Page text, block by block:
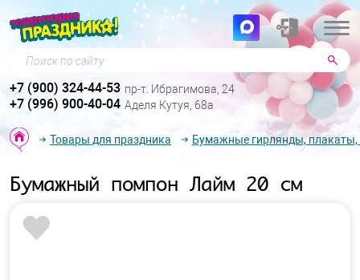
Поиск по сайту
+7 (900) 324-44-53 пр-т. Ибрагимова, 24
+7 (996) 900-40-04 Аделя Кутуя, 68а
Товары для праздника Бумажные гирлянды,
Бумажный помпон Лайм 20 см